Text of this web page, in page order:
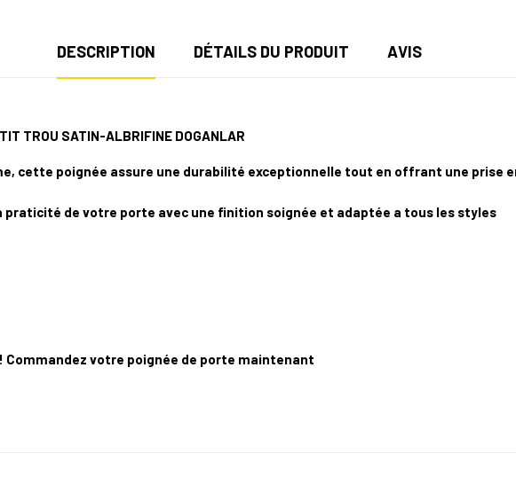
DESCRIPTION DÉTAILS DU PRODUIT AVIS
TROU SATIN-ALBRIFINE DOGANLAR
cette poignée assure une durabilité exceptionnelle tout en offrant une prise
praticité de votre porte avec une finition soignée et adaptée a tous les styles
Commandez votre poignée de porte maintenant